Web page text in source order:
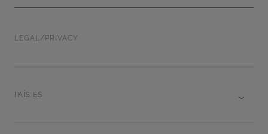
LEGAL/PRIVACY
PAÍS: ES